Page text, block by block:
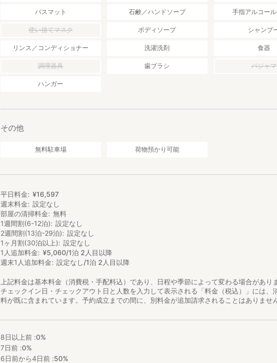
バスマット 石鹸／ハンドソープ 手指アルコー
使い捨てマスク ボディソープ シャンプ
リンス／コンディショナー 洗濯洗剤 食器
調理器具 歯ブラシ パジャマ
ハンガー
その他
無料駐車場 荷物預かり可能
平日料金 ¥16,597
週末料金
設定なし
部屋の清掃料金
無料
1週間割(6-12泊)
設定なし
2週間割(13泊-29泊)
設定なし
1ヶ月割(30泊以上)
設定なし
1人追加料金
¥5,060/1泊 2人目以降
週末1人追加料金
設定なし/1泊 2人目以降
上記料金は基本料金（消費税・手配料込）であり、日程や季節によって変わる場合があり
チェックイン日・チェックアウト日と人数を入力して表示される「料金（税込）」には、
料が既に含まれています。予約成立までの間に、別料金が追加請求されることはありません
8日以上前 :0%
7日前 :0%
6日前から4日前 :50%